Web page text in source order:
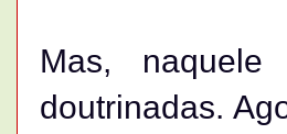
Mas,
doutrinadas.